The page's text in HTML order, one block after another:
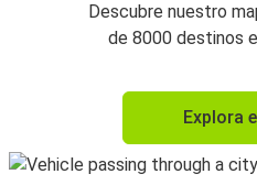
Descubre nuestro
de 8000 destinos
Explora